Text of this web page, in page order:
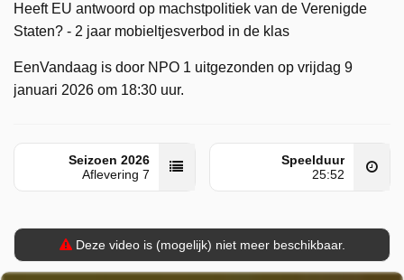
Heeft EU antwoord op machstpolitiek van de Verenigde
Staten? - 2 jaar mobieltjesverbod in de klas
EenVandaag is door NPO 1 uitgezonden op vrijdag 9
januari 2026 om 18:30 uur.
Seizoen 2026
Aflevering 7
Speelduur
25:52
Deze video is (mogelijk) niet meer beschikbaar.